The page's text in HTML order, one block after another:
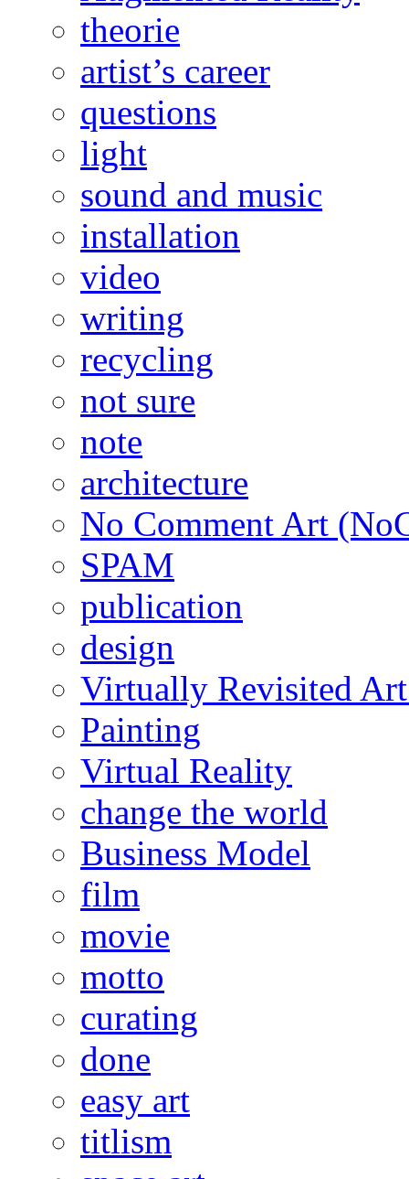
theorie
artist’s career
questions
light
sound and music
installation
video
writing
recycling
not sure
note
architecture
No Comment Art
SPAM
publication
design
Virtually Revisited
Painting
Virtual Reality
change the world
Business Model
film
movie
motto
curating
done
easy art
titlism